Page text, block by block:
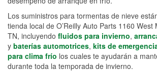
Los suministros para tormentas de nieve
tienda local de O’Reilly Auto Parts 1160 West
TN, incluyendo fluidos para invierno,
y baterías automotrices, kits de
para clima frío los cuales te ayudarán a
durante toda la temporada de invierno.